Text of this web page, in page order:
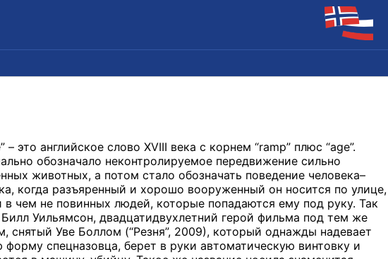
– это английское слово XVIII века с корнем “ramp” плюс “age”.
обозначало неконтролируемое передвижение сильно
животных, а потом стало обозначать поведение человека–
когда разъяренный и хорошо вооруженный он носится по улице,
в чем не повинных людей, которые попадаются ему под руку. Так
Билл Уильямсон, двадцатидвухлетний герой фильма под тем же
снятый Уве Боллом (“Резня”, 2009), который однажды надевает
спецназовца, берет в руки автоматическую винтовку и